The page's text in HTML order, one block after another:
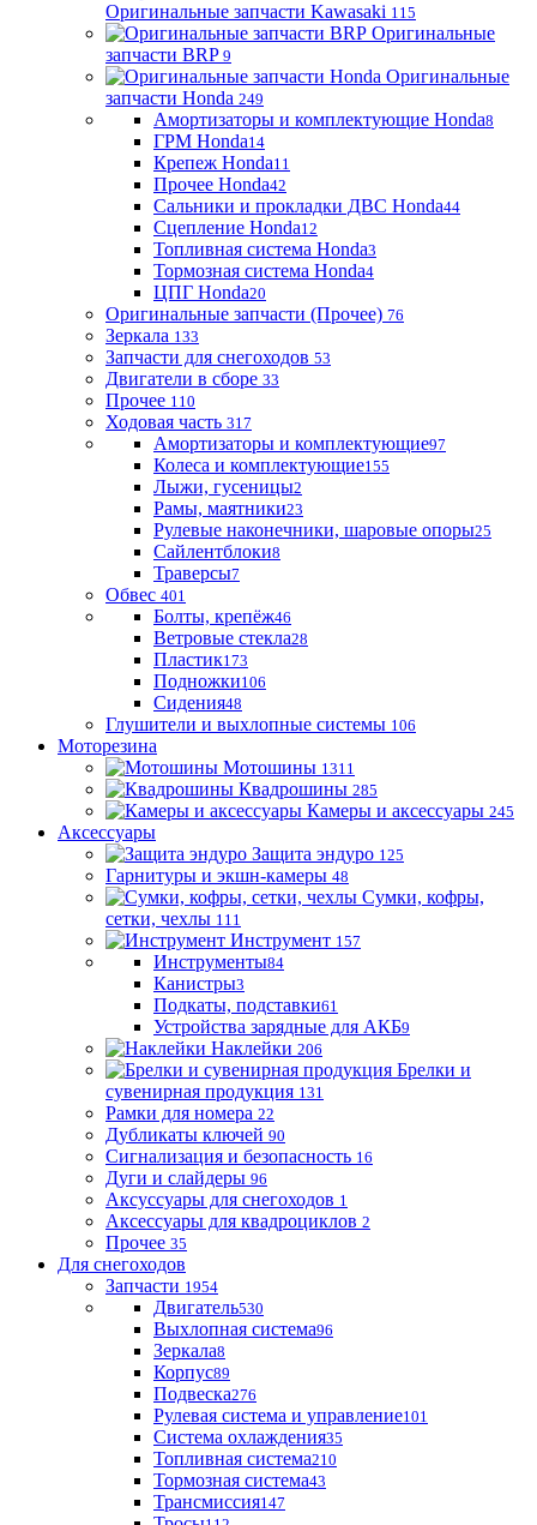
Оригинальные запчасти Kawasaki 115
Оригинальные
запчасти BRP 9
Оригинальные
запчасти Honda 249
Амортизаторы и комплектующие Honda8
ГРМ Honda14
Крепеж Honda11
Прочее Honda42
Сальники и прокладки ДВС Honda44
Сцепление Honda12
Топливная система Honda3
Тормозная система Honda4
ЦПГ Honda20
Оригинальные запчасти (Прочее) 76
Зеркала 133
Запчасти для снегоходов 53
Двигатели в сборе 33
Прочее 110
Ходовая часть 317
Амортизаторы и комплектующие97
Колеса и комплектующие155
Лыжи, гусеницы2
Рамы, маятники23
Рулевые наконечники, шаровые опоры25
Сайлентблоки8
Траверсы7
Обвес 401
Болты, крепёж46
Ветровые стекла28
Пластик173
Подножки106
Сидения48
Глушители и выхлопные системы 106
Моторезина
Мотошины 1311
Квадрошины 285
Камеры и аксессуары 245
Аксессуары
Защита эндуро 125
Гарнитуры и экшн-камеры 48
Сумки, кофры,
сетки, чехлы 111
Инструмент 157
Инструменты84
Канистры3
Подкаты, подставки61
Устройства зарядные для АКБ9
Наклейки 206
Брелки и
сувенирная продукция 131
Рамки для номера 22
Дубликаты ключей 90
Сигнализация и безопасность 16
Дуги и слайдеры 96
Аксуссуары для снегоходов 1
Аксессуары для квадроциклов 2
Прочее 35
Для снегоходов
Запчасти 1954
Двигатель530
Выхлопная система96
Зеркала8
Корпус89
Подвеска276
Рулевая система и управление101
Система охлаждения35
Топливная система210
Тормозная система43
Трансмиссия147